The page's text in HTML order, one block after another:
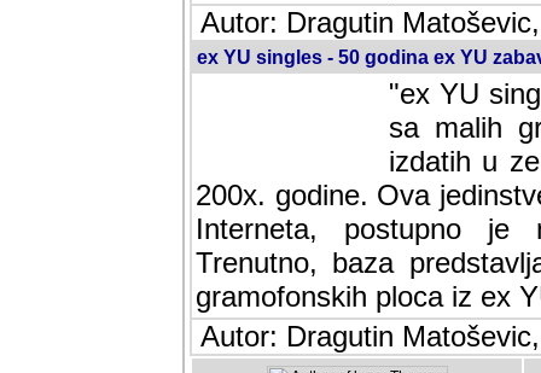
Autor: Dragutin
ex YU singles - 50 godina ex YU
"ex YU
sa malih
izdatih u
200x. godine. Ova
Interneta, postupno je
baza predstavlja
ploca iz ex YU.
Autor: Dragutin